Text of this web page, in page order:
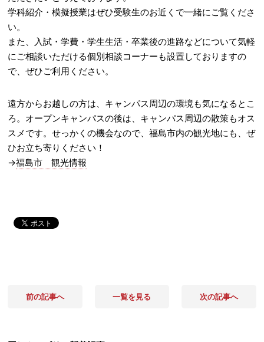
学科紹介・模擬授業はぜひ受験生のお近くで一緒にご覧くださ
い。
また、入試・学費・学生生活・卒業後の進路などについて気軽
にご相談いただける個別相談コーナーも設置しておりますの
で、ぜひご利用ください。
遠方からお越しの方は、キャンパス周辺の環境も気になるとこ
ろ。オープンキャンパスの後は、キャンパス周辺の散策もオス
スメです。せっかくの機会なので、福島市内の観光地にも、ぜ
ひお立ち寄りください！
→福島市 観光情報
前の記事へ 一覧を見る 次の記事へ